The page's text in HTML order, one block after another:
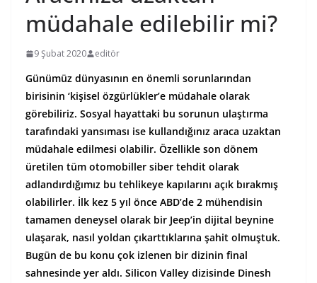
müdahale edilebilir mi?
9 Şubat 2020 editör
Günümüz dünyasının en önemli sorunlarından
birisinin ‘kişisel özgürlükler’e müdahale olarak
görebiliriz. Sosyal hayattaki bu sorunun ulaştırma
tarafındaki yansıması ise kullandığınız araca uzaktan
müdahale edilmesi olabilir. Özellikle son dönem
üretilen tüm otomobiller siber tehdit olarak
adlandırdığımız bu tehlikeye kapılarını açık bırakmış
olabilirler. İlk kez 5 yıl önce ABD’de 2 mühendisin
tamamen deneysel olarak bir Jeep’in dijital beynine
ulaşarak, nasıl yoldan çıkarttıklarına şahit olmuştuk.
Bugün de bu konu çok izlenen bir dizinin final
sahnesinde yer aldı. Silicon Valley dizisinde Dinesh